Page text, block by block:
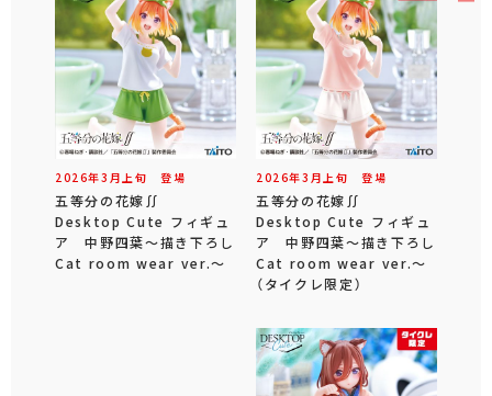
2026年3 月 上旬 登場
五等分の花嫁∬
Desktop Cute フィギュ
ア 中野四葉～描き下ろし
Cat room wear ver.～
2026年3 月 上旬 登場
五等分の花嫁∬
Desktop Cute フィギュ
ア 中野四葉～描き下ろし
Cat room wear ver.～
（タイクレ限定）